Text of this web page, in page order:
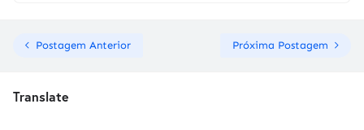
Postagem Anterior Próxima Postagem
Translate